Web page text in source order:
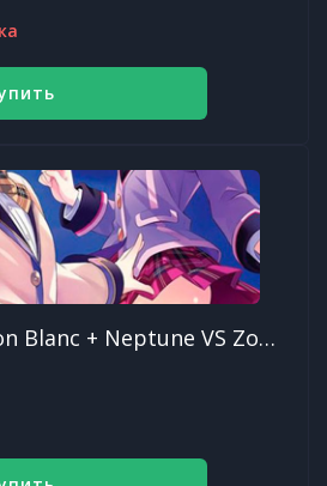
MegaTagmension Blanc + Neptune VS Zombies - Deluxe Pack